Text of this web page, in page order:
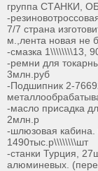
группа СТАНКИ,
-
7/7 страна
м.,лента новая не
-смазка 1\\\\\\\\13,
-ремни для
3млн.руб
-Подшипник 2-
-масло присадка
2млн.р
-шлюзовая кабина.
1490тыс.р\\\\\\\\шт
-станки Турция,
алюминевых.